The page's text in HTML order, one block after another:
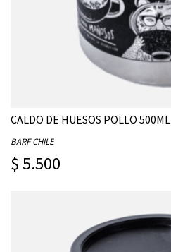
CALDO DE HUESOS POLLO 500ML
BARF CHILE
$ 5.500